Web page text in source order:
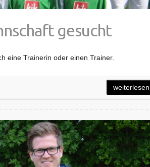
gesucht
eine Trainerin oder einen Trainer.
weiterlesen